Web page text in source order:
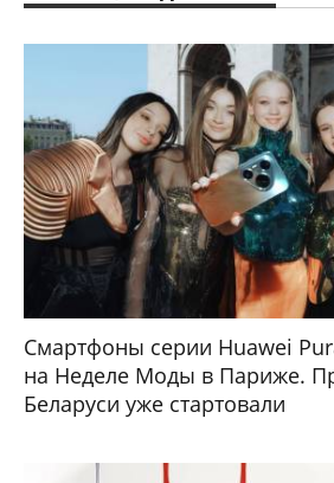
Смартфоны серии Huawei
на Неделе Моды в Париже.
Беларуси уже стартовали